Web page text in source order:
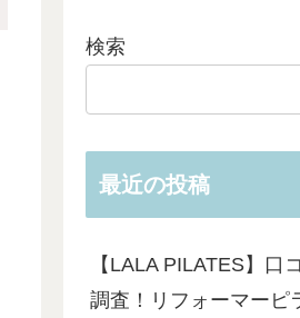
検索
最近の投稿
【LALA PILATES】口
調査！リフォーマーピ